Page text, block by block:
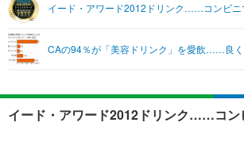
エンタメ
ライフ
リリース一覧
イード・アワード2012ドリンク……コンビ
CAの94％が「美容ドリンク」を愛飲……良く
イード・アワード2012ドリンク……コン